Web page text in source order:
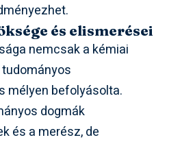
és elismerései
nemcsak a kémiai
mélyen befolyásolta.
dogmák
és a merész, de